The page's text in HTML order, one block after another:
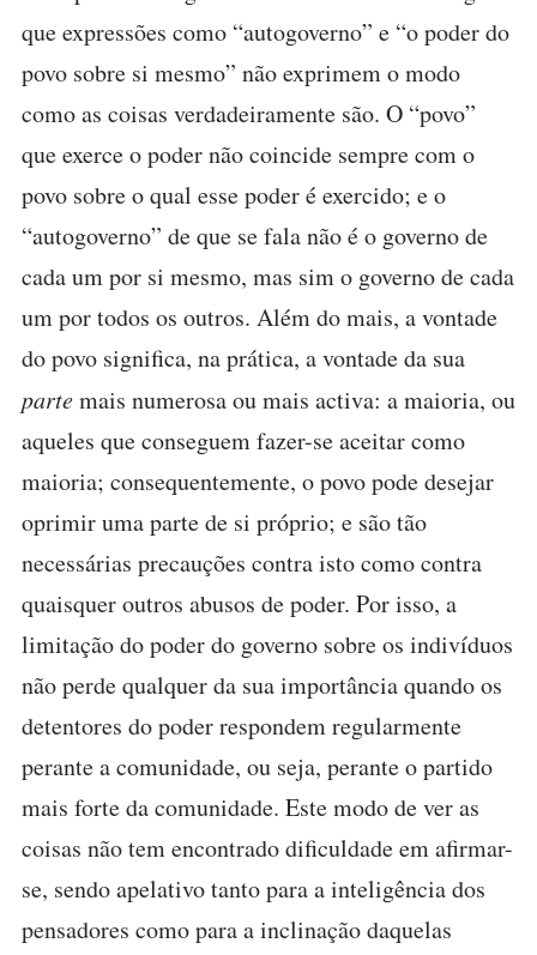
que expressões como “autogoverno” e “o poder do
povo sobre si mesmo” não exprimem o modo
como as coisas verdadeiramente são. O “povo”
que exerce o poder não coincide sempre com o
povo sobre o qual esse poder é exercido; e o
“autogoverno” de que se fala não é o governo de
cada um por si mesmo, mas sim o governo de cada
um por todos os outros. Além do mais, a vontade
do povo significa, na prática, a vontade da sua
partemais numerosa ou mais activa: a maioria, ou
aqueles que conseguem fazer-se aceitar como
maioria; consequentemente, o povo pode desejar
oprimir uma parte de si próprio; e são tão
necessárias precauções contra isto como contra
quaisquer outros abusos de poder. Por isso, a
limitação do poder do governo sobre os indivíduos
não perde qualquer da sua importância quando os
detentores do poder respondem regularmente
perante a comunidade, ou seja, perante o partido
mais forte da comunidade. Este modo de ver as
coisas não tem encontrado dificuldade em afirmar-
se, sendo apelativo tanto para a inteligência dos
pensadores como para a inclinação daquelas